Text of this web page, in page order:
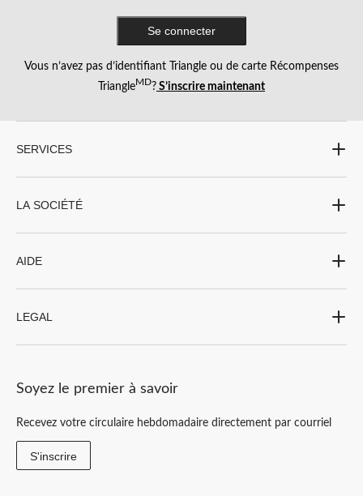
Se connecter
Vous n’avez pas d’identifiant Triangle ou de carte Récompenses
TriangleMD? S’inscrire maintenant
SERVICES
LA SOCIÉTÉ
AIDE
LEGAL
Soyez le premier à savoir
Recevez votre circulaire hebdomadaire directement par courriel
S'inscrire